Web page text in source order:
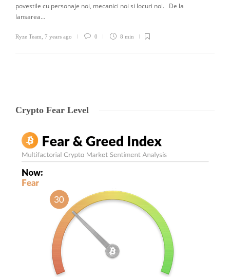
povestile cu personaje noi, mecanici noi si locuri noi. De la
lansarea…
Ryze Team 7 years ago 0 8 min
Crypto Fear Level